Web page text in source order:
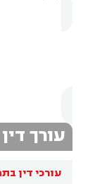
עורך
עורכי דין